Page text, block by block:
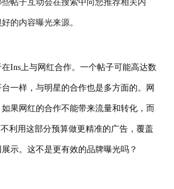
帖子互动会在搜索中向您推荐相关内
的内容曝光来源。
在Ins上与网红合作。一个帖子可能高达数
一样，与明星的合作也是多方面的。网
果网红的合作不能带来流量和转化，而
利用这部分预算做更精准的广告，覆盖
示。这不是更有效的品牌曝光吗？